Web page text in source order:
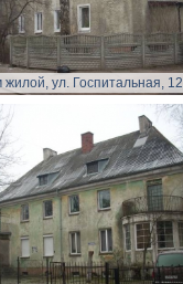
жилой, ул. Госпитальная, 12